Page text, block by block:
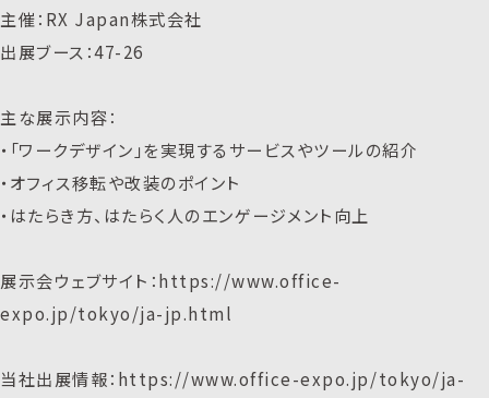
主催：RX Japan株式会社
出展ブース：47-26
主な展示内容：
・「ワークデザイン」を実現するサービスやツールの紹介
・オフィス移転や改装のポイント
・はたらき方、はたらく人のエンゲージメント向上
展示会ウェブサイト：https://www.office-
expo.jp/tokyo/ja-jp.html
当社出展情報：https://www.office-expo.jp/tokyo/ja-